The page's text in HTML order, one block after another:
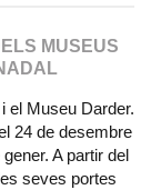
MUSEUS
el Museu Darder.
24 de desembre
A partir del
seves portes